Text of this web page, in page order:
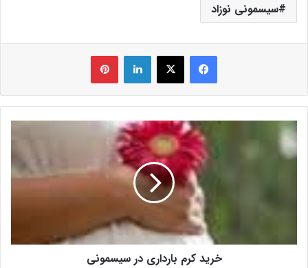
سیسمونی نوزاد
فیس بوک X لینکدین ‫پین‌ترست
خرید کرم بارداری در سیسمونی